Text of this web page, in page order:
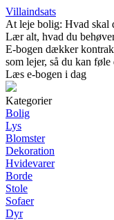
Villaindsats
At leje bolig: Hvad skal
Lær alt, hvad du
E-bogen dækker
som lejer, så du kan
Læs e-bogen i dag
Kategorier
Bolig
Lys
Blomster
Dekoration
Hvidevarer
Borde
Stole
Sofaer
Dyr